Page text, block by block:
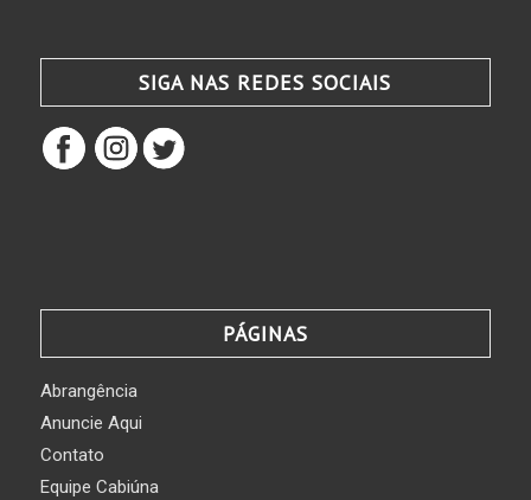
SIGA NAS REDES SOCIAIS
PÁGINAS
Abrangência
Anuncie Aqui
Contato
Equipe Cabiúna